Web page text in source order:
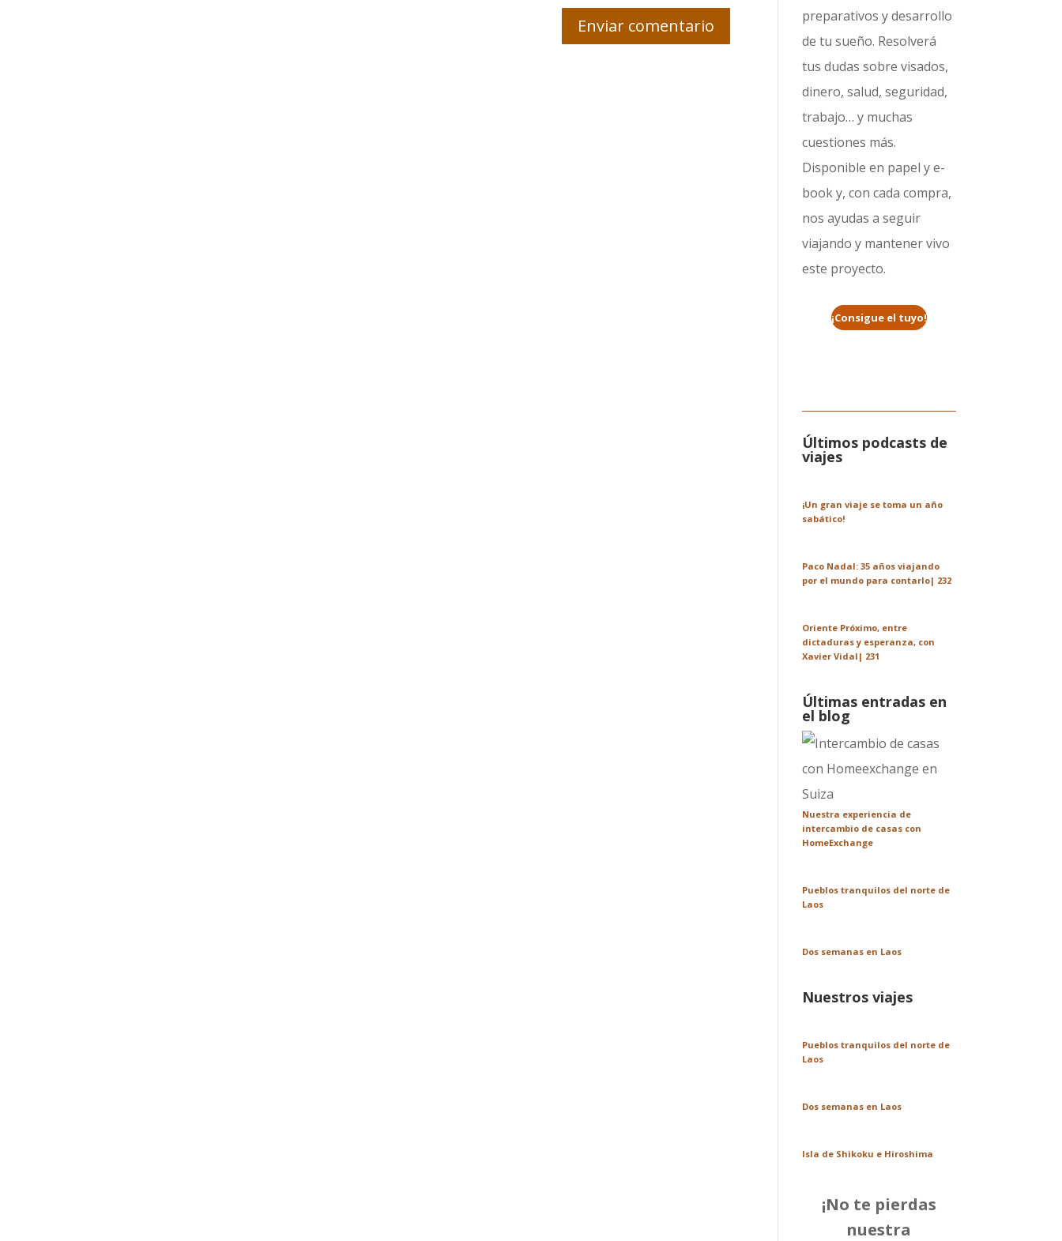
preparativos y desarrollo
de tu sueño. Resolverá
tus dudas sobre visados,
dinero, salud, seguridad,
trabajo… y muchas
cuestiones más.
Disponible en papel y e-
book y, con cada compra,
nos ayudas a seguir
viajando y mantener vivo
este proyecto.
¡Consigue el tuyo!
Últimos podcasts de
viajes
¡Un gran viaje se toma un año
sabático!
Paco Nadal: 35 años viajando
por el mundo para contarlo| 232
Oriente Próximo, entre
dictaduras y esperanza, con
Xavier Vidal| 231
Últimas entradas en
el blog
Nuestra experiencia de
intercambio de casas con
HomeExchange
Pueblos tranquilos del norte de
Laos
Dos semanas en Laos
Nuestros viajes
Pueblos tranquilos del norte de
Laos
Dos semanas en Laos
Isla de Shikoku e Hiroshima
¡No te pierdas
nuestra